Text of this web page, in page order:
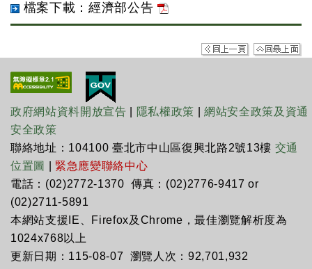
檔案下載：經濟部公告
政府網站資料開放宣告 隱私權政策 |網站安全政策及資通
安全政策
聯絡地址：104100 臺北市中山區復興北路2號13樓 交通
位置圖
緊急應變聯絡中心
電話：(02)2772-1370 傳真：(02)2776-9417 or
(02)2711-5891
本網站支援IE、Firefox及Chrome，最佳瀏覽解析度為
1024x768以上
更新日期：115-08-07 瀏覽人次：92,701,932